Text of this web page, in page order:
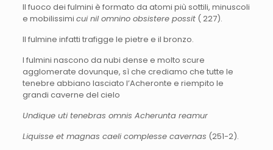
Il fuoco dei fulmini è formato da atomi più sottili, minuscoli
e mobilissimi cui nil omnino obsistere possit( 227).
Il fulmine infatti trafigge le pietre e il bronzo.
I fulmini nascono da nubi dense e molto scure
agglomerate dovunque, sì che crediamo che tutte le
tenebre abbiano lasciato l’Acheronte e riempito le
grandi caverne del cielo
Undique uti tenebras omnis Acherunta reamur
Liquisse et magnas caeli complesse cavernas (251-2).